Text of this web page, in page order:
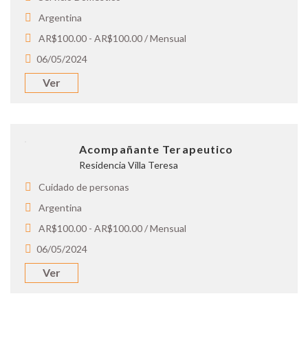
Argentina
AR$100.00 - AR$100.00 / Mensual
06/05/2024
Ver
Acompañante Terapeutico
Residencia Villa Teresa
Cuidado de personas
Argentina
AR$100.00 - AR$100.00 / Mensual
06/05/2024
Ver